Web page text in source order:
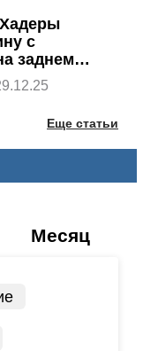
с
заднем
Еще статьи
Месяц